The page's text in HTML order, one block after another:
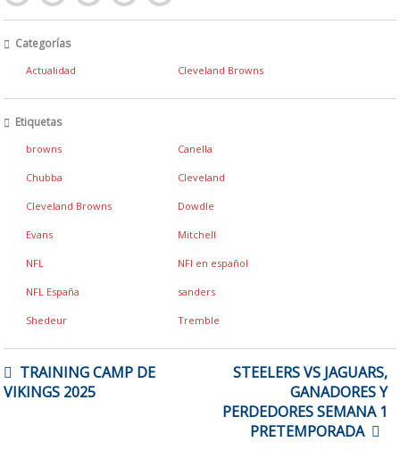
Categorías
Actualidad Cleveland Browns
Etiquetas
browns Canella
Chubba Cleveland
Cleveland Browns Dowdle
Evans Mitchell
NFL NFl en español
NFL España sanders
Shedeur Tremble
DE
ENTRADAS
TRAINING CAMP DE
VIKINGS 2025
STEELERS VS JAGUARS,
GANADORES Y
PERDEDORES SEMANA 1
PRETEMPORADA